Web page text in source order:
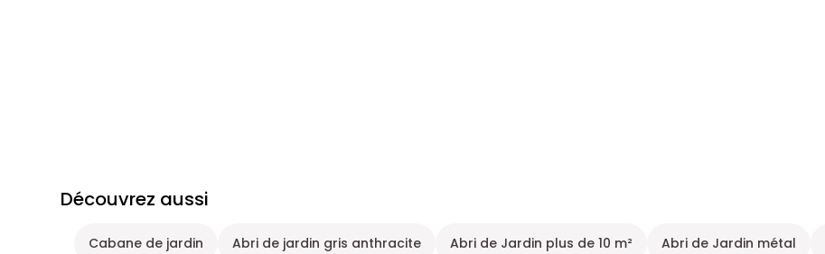
Découvrez aussi
Cabane de jardin Abri de jardin gris anthracite Abri de Jardin plus de 10 m² Abri de Jardin métal